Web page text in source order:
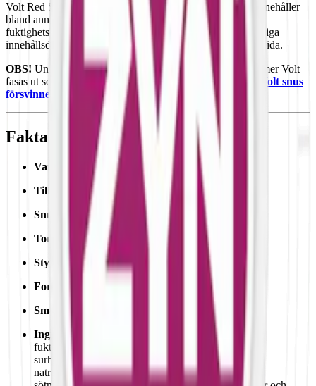
Volt Red Swirl Mini är tillverkat av Swedish Match och innehåller
bland annat fyllnadsmedel (E460, cellulosa) och
fuktighetsbevarande medel (E422, glycerol). Den fullständiga
innehållsdeklarationen hittar du längre ner på denna webbsida.
OBS! Under oktober, november och december 2024 kommer Volt
fasas ut som varumärke. Läs mer om förändringarna här:
Volt snus
försvinner, förändras och byter namn
Fakta om Volt Red Swirl Mini Mild
Varumärke:
Volt
Tillverkare:
Swedish Match
Snustyp:
vitt snus
Torrhet:
torr
Styrka
milt vitt snus
Format/storlek:
Smak:
Ingredienser:
fyllnadsmedel (E460, cellulosa),
fuktighetsbevarande medel (E422, glycerol),
surhetsreglerande medel (E334, l-vinsyra; E500,
natriumkarbonater; E509, kalciumklorid), nikotin,